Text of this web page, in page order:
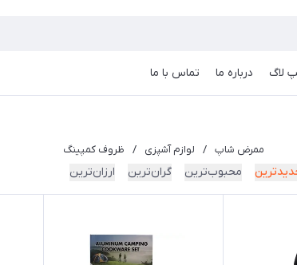
لاگ درباره ما تماس با ما
ممرض شاپ / لوازم آشپزی / ظروف کمپینگ
محبوب‌ترین گران‌ترین ارزان‌ترین